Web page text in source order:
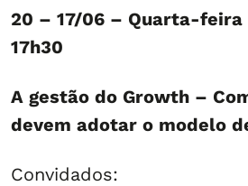
20 – 17/06 – Quarta-feira
17h30
A gestão do Growth –
devem adotar o modelo
Convidados: